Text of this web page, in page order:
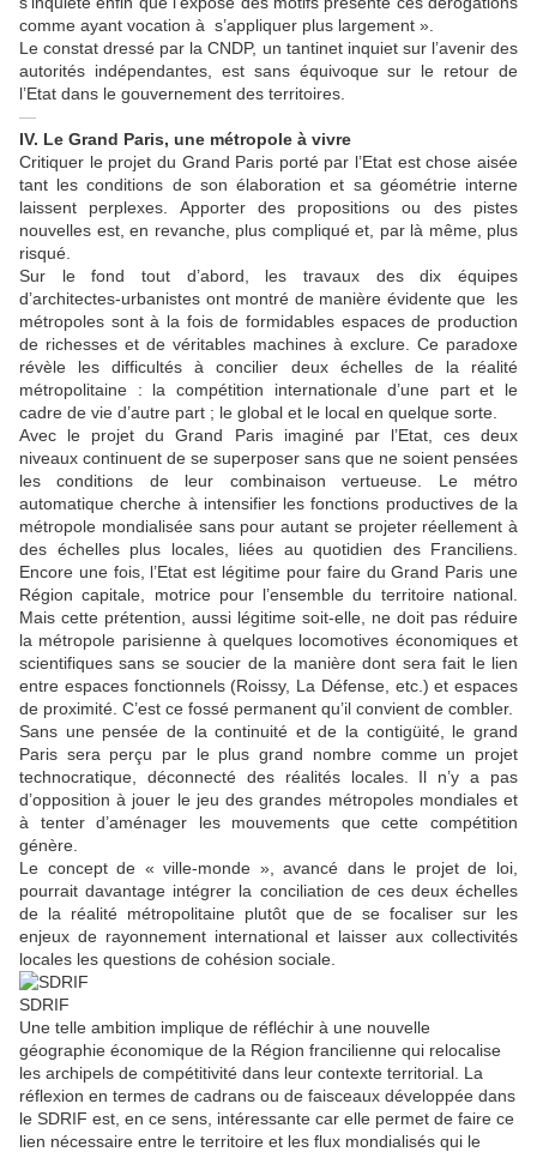
comme ayant vocation à s’appliquer plus largement ».
Le constat dressé par la CNDP, un tantinet inquiet sur l’avenir des
autorités indépendantes, est sans équivoque sur le retour de
l’Etat dans le gouvernement des territoires.
—
IV. Le Grand Paris, une métropole à vivre
Critiquer le projet du Grand Paris porté par l’Etat est chose aisée
tant les conditions de son élaboration et sa géométrie interne
laissent perplexes. Apporter des propositions ou des pistes
nouvelles est, en revanche, plus compliqué et, par là même, plus
risqué.
Sur le fond tout d’abord, les travaux des dix équipes
d’architectes-urbanistes ont montré de manière évidente que les
métropoles sont à la fois de formidables espaces de production
de richesses et de véritables machines à exclure. Ce paradoxe
révèle les difficultés à concilier deux échelles de la réalité
métropolitaine : la compétition internationale d’une part et le
cadre de vie d’autre part ; le global et le local en quelque sorte.
Avec le projet du Grand Paris imaginé par l’Etat, ces deux
niveaux continuent de se superposer sans que ne soient pensées
les conditions de leur combinaison vertueuse. Le métro
automatique cherche à intensifier les fonctions productives de la
métropole mondialisée sans pour autant se projeter réellement à
des échelles plus locales, liées au quotidien des Franciliens.
Encore une fois, l’Etat est légitime pour faire du Grand Paris une
Région capitale, motrice pour l’ensemble du territoire national.
Mais cette prétention, aussi légitime soit-elle, ne doit pas réduire
la métropole parisienne à quelques locomotives économiques et
scientifiques sans se soucier de la manière dont sera fait le lien
entre espaces fonctionnels (Roissy, La Défense, etc.) et espaces
de proximité. C’est ce fossé permanent qu’il convient de combler.
Sans une pensée de la continuité et de la contigüité, le grand
Paris sera perçu par le plus grand nombre comme un projet
technocratique, déconnecté des réalités locales. Il n’y a pas
d’opposition à jouer le jeu des grandes métropoles mondiales et
à tenter d’aménager les mouvements que cette compétition
génère.
Le concept de « ville-monde », avancé dans le projet de loi,
pourrait davantage intégrer la conciliation de ces deux échelles
de la réalité métropolitaine plutôt que de se focaliser sur les
enjeux de rayonnement international et laisser aux collectivités
locales les questions de cohésion sociale.
SDRIF
Une telle ambition implique de réfléchir à une nouvelle
géographie économique de la Région francilienne qui relocalise
les archipels de compétitivité dans leur contexte territorial. La
réflexion en termes de cadrans ou de faisceaux développée dans
le SDRIF est, en ce sens, intéressante car elle permet de faire ce
lien nécessaire entre le territoire et les flux mondialisés qui le